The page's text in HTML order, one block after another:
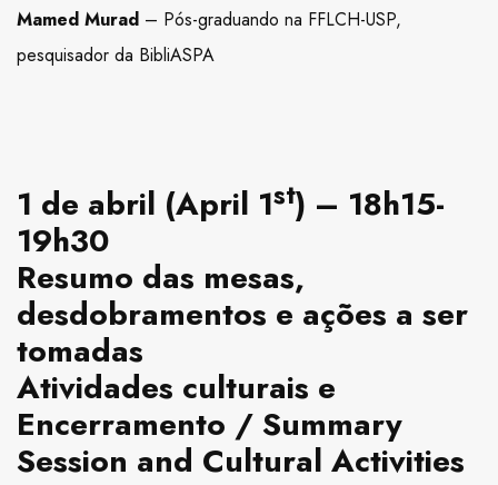
Mamed Murad – Pós-graduando na FFLCH-USP,
pesquisador da BibliASPA
1 de abril (April 1st) – 18h15-
19h30
Resumo das mesas,
desdobramentos e ações a ser
tomadas
Atividades culturais e
Encerramento / Summary
Session and Cultural Activities